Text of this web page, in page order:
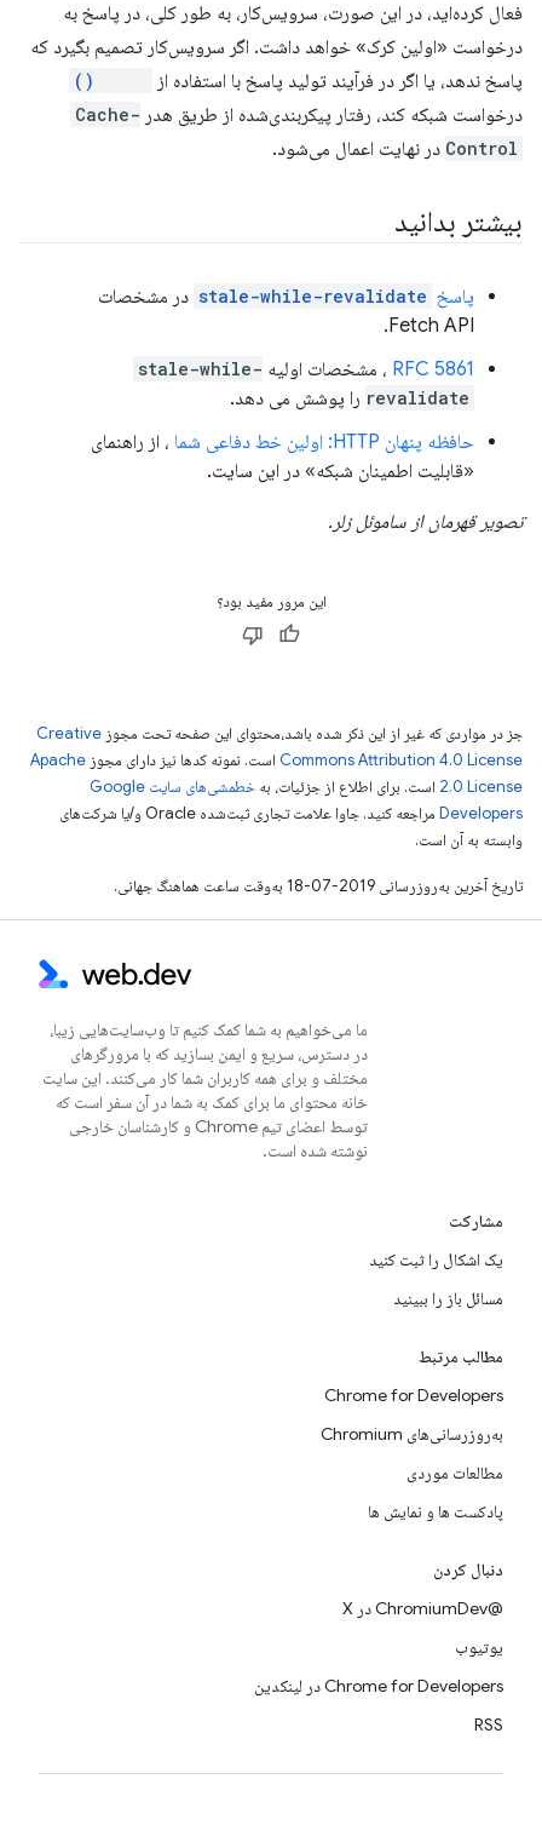
فعال کرده‌اید، در این صورت، سرویس‌کار، به طور کلی، در پاسخ به
درخواست «اولین کرک» خواهد داشت. اگر سرویس‌کار تصمیم بگیرد که
پاسخ ندهد، یا اگر در فرآیند تولید پاسخ با استفاده از
درخواست شبکه کند، رفتار پیکربندی‌شده از طریق هدر Cache-
Control در نهایت اعمال می‌شود.
بیشتر بدانید
پاسخ stale-while-revalidate در مشخصات
Fetch API.
RFC 5861 ، مشخصات اولیه stale-while-
revalidate را پوشش می دهد.
حافظه پنهان HTTP: اولین خط دفاعی شما
، از راهنمای
«قابلیت اطمینان شبکه» در این سایت.
تصویر قهرمان از ساموئل زلر.
این مرور مفید بود؟
جز در مواردی که غیر از این ذکر شده باشد،‌محتوای این صفحه تحت مجوز Creative
Commons Attribution 4.0 License است. نمونه کدها نیز دارای مجوز Apache
2.0 License است. برای اطلاع از جزئیات، به
خطمشی‌های سایت Google
Developers‏
مراجعه کنید. جاوا علامت تجاری ثبت‌شده Oracle و/یا شرکت‌های
وابسته به آن است.
تاریخ آخرین به‌روزرسانی 2019-07-18 به‌وقت ساعت هماهنگ جهانی.
ما می‌خواهیم به شما کمک کنیم تا وب‌سایت‌هایی زیبا،
در دسترس، سریع و ایمن بسازید که با مرورگرهای
مختلف و برای همه کاربران شما کار می‌کنند. این سایت
خانه محتوای ما برای کمک به شما در آن سفر است که
توسط اعضای تیم Chrome و کارشناسان خارجی
نوشته شده است.
مشارکت
یک اشکال را ثبت کنید
مسائل باز را ببینید
مطالب مرتبط
Chrome for Developers
به‌روزرسانی‌های Chromium
مطالعات موردی
پادکست ها و نمایش ها
دنبال کردن
@ChromiumDev در X
یوتیوب
Chrome for Developers در لینکدین
RSS